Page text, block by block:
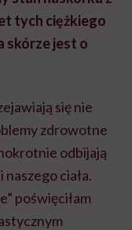
tych ciężkiego
skórze jest o
się nie
zdrowotne
odbijają
ciała.
poświęciłam